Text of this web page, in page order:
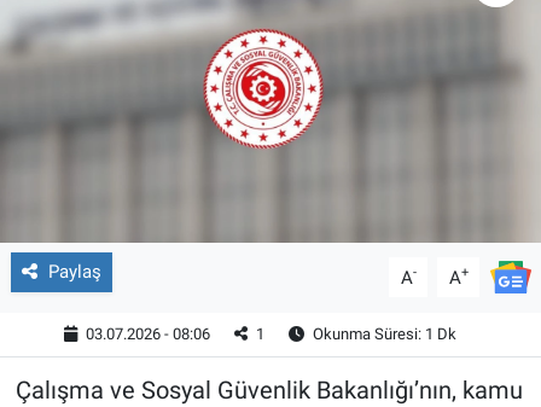
Paylaş A- A+
03.07.2026 - 08:06 1 Okunma Süresi: 1 Dk
Çalışma ve Sosyal Güvenlik Bakanlığı’nın, kamu